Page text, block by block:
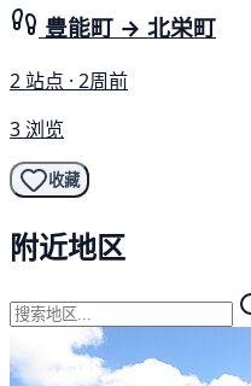
豊能町 → 北栄町
2 站点 · 2周前
3 浏览
收藏
附近地区